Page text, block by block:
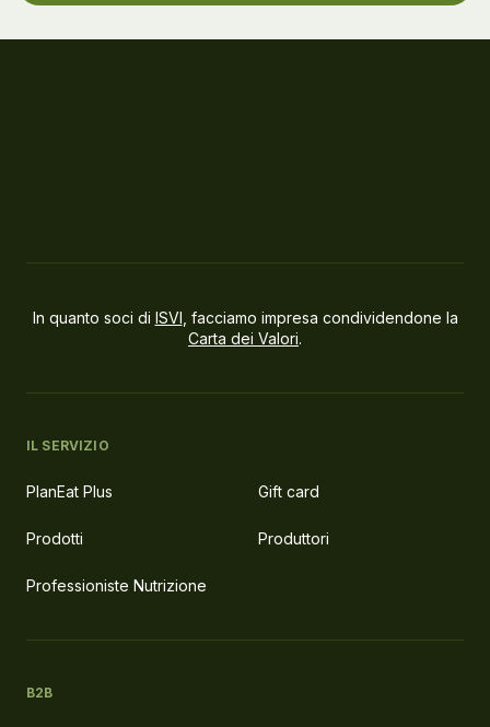
In quanto soci di ISVI , facciamo impresa condividendone la
Carta dei Valori.
IL SERVIZIO
PlanEat Plus Gift card
Prodotti Produttori
Professioniste Nutrizione
B2B